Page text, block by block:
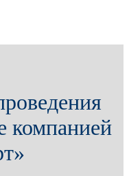
компанией